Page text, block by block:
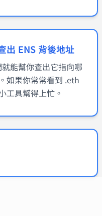
出 ENS 背後地址
能幫你查出它指向哪
如果你常常看到 .eth
工具幫得上忙。